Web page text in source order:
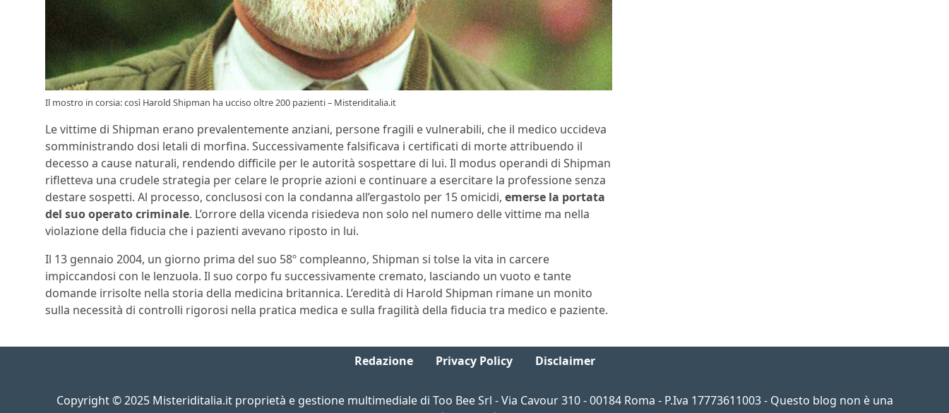
Il mostro in corsia: così Harold Shipman ha ucciso oltre 200 pazienti – Misteriditalia.it
Le vittime di Shipman erano prevalentemente anziani, persone fragili e vulnerabili, che il medico uccideva
somministrando dosi letali di morfina. Successivamente falsificava i certificati di morte attribuendo il
decesso a cause naturali, rendendo difficile per le autorità sospettare di lui. Il modus operandi di Shipman
rifletteva una crudele strategia per celare le proprie azioni e continuare a esercitare la professione senza
destare sospetti. Al processo, conclusosi con la condanna all’ergastolo per 15 omicidi, emerse la portata
del suo operato criminale. L’orrore della vicenda risiedeva non solo nel numero delle vittime ma nella
violazione della fiducia che i pazienti avevano riposto in lui.
Il 13 gennaio 2004, un giorno prima del suo 58º compleanno, Shipman si tolse la vita in carcere
impiccandosi con le lenzuola. Il suo corpo fu successivamente cremato, lasciando un vuoto e tante
domande irrisolte nella storia della medicina britannica. L’eredità di Harold Shipman rimane un monito
sulla necessità di controlli rigorosi nella pratica medica e sulla fragilità della fiducia tra medico e paziente.
Redazione Privacy Policy Disclaimer
Copyright © 2025 Misteriditalia.it proprietà e gestione multimediale di Too Bee Srl - Via Cavour 310 - 00184 Roma - P.Iva 17773611003 - Questo blog non è una